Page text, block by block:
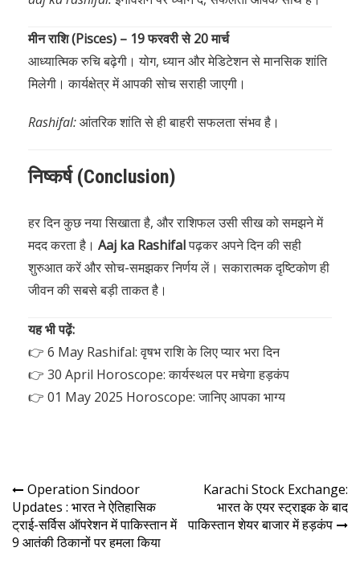
मीन राशि (Pisces) – 19 फरवरी से 20 मार्च
आध्यात्मिक रुचि बढ़ेगी। योग, ध्यान और मेडिटेशन से मानसिक शांति
मिलेगी। कार्यक्षेत्र में आपकी सोच सराही जाएगी।
Rashifal:आंतरिक शांति से ही बाहरी सफलता संभव है।
निष्कर्ष (Conclusion)
हर दिन कुछ नया सिखाता है, और राशिफल उसी सीख को समझने में
मदद करता है। Aaj ka Rashifalपढ़कर अपने दिन की सही
शुरुआत करें और सोच-समझकर निर्णय लें। सकारात्मक दृष्टिकोण ही
जीवन की सबसे बड़ी ताकत है।
यह भी पढ़ें:
👉 6 May Rashifal: वृषभ राशि के लिए प्यार भरा दिन
👉 30 April Horoscope: कार्यस्थल पर मचेगा हड़कंप
👉 01 May 2025 Horoscope: जानिए आपका भाग्य
Operation Sindoor
Updates : भारत ने ऐतिहासिक
ट्राई-सर्विस ऑपरेशन में पाकिस्तान में
9 आतंकी ठिकानों पर हमला किया
Karachi Stock Exchange:
भारत के एयर स्ट्राइक के बाद
पाकिस्तान शेयर बाजार में हड़कंप